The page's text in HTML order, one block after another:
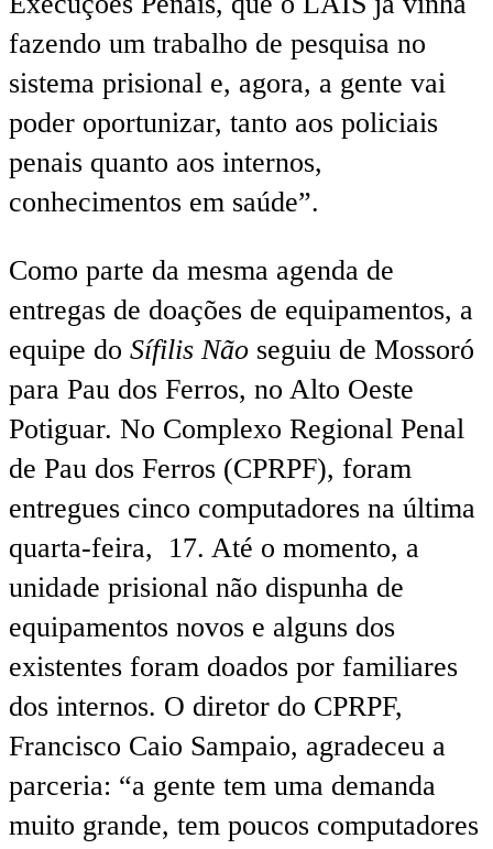
fazendo um trabalho de pesquisa no
sistema prisional e, agora, a gente vai
poder oportunizar, tanto aos policiais
penais quanto aos internos,
conhecimentos em saúde”.
Como parte da mesma agenda de
entregas de doações de equipamentos, a
equipe do Sífilis Não seguiu de Mossoró
para Pau dos Ferros, no Alto Oeste
Potiguar. No Complexo Regional Penal
de Pau dos Ferros (CPRPF), foram
entregues cinco computadores na última
quarta-feira, 17. Até o momento, a
unidade prisional não dispunha de
equipamentos novos e alguns dos
existentes foram doados por familiares
dos internos. O diretor do CPRPF,
Francisco Caio Sampaio, agradeceu a
parceria: “a gente tem uma demanda
muito grande, tem poucos computadores